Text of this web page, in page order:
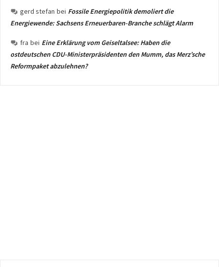
gerd stefan bei Fossile Energiepolitik demoliert die
Energiewende: Sachsens Erneuerbaren-Branche schlägt Alarm
fra bei Eine Erklärung vom Geiseltalsee: Haben die
ostdeutschen CDU-Ministerpräsidenten den Mumm, das Merz’sche
Reformpaket abzulehnen?